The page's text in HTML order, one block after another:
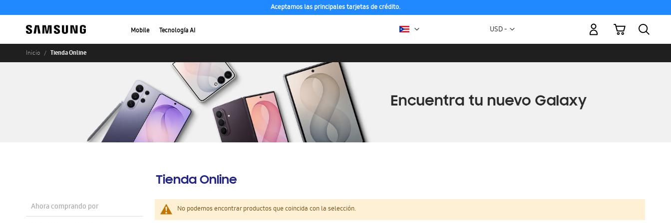
Aceptamos las principales tarjetas de crédito.
Mobile Tecnología AI Moneda
USD -
Mi carrito
Inicio Tienda Online
Tienda Online
No podemos encontrar productos que coincida con la selección.
Ahora comprando por